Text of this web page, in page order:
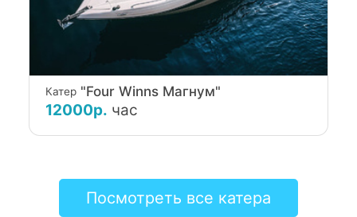
Катер"Four Winns Магнум"
12000р. час
Посмотреть все катера